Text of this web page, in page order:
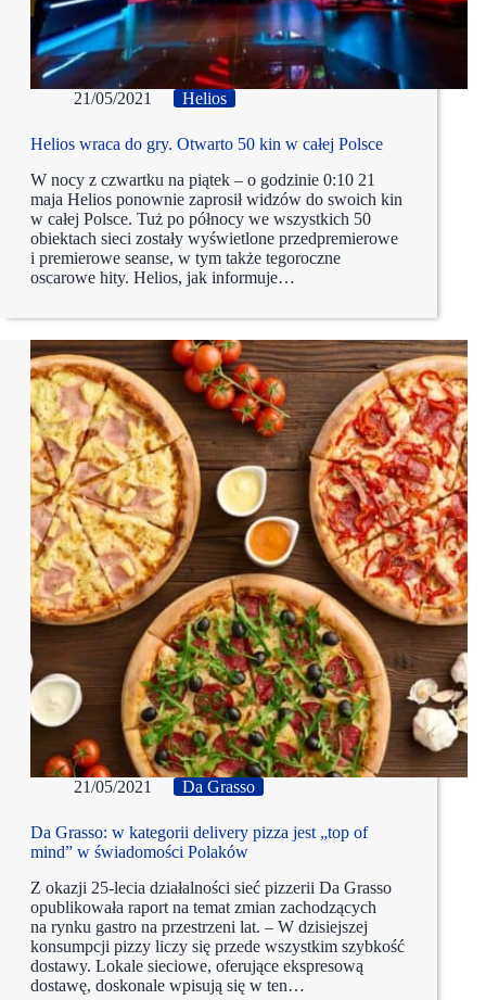
21/05/2021 Helios
Helios wraca do gry. Otwarto 50 kin w całej Polsce
W nocy z czwartku na piątek – o godzinie 0:10 21
maja Helios ponownie zaprosił widzów do swoich kin
w całej Polsce. Tuż po północy we wszystkich 50
obiektach sieci zostały wyświetlone przedpremierowe
i premierowe seanse, w tym także tegoroczne
oscarowe hity. Helios, jak informuje…
21/05/2021 Da Grasso
Da Grasso: w kategorii delivery pizza jest „top of
mind” w świadomości Polaków
Z okazji 25-lecia działalności sieć pizzerii Da Grasso
opublikowała raport na temat zmian zachodzących
na rynku gastro na przestrzeni lat. – W dzisiejszej
konsumpcji pizzy liczy się przede wszystkim szybkość
dostawy. Lokale sieciowe, oferujące ekspresową
dostawę, doskonale wpisują się w ten…